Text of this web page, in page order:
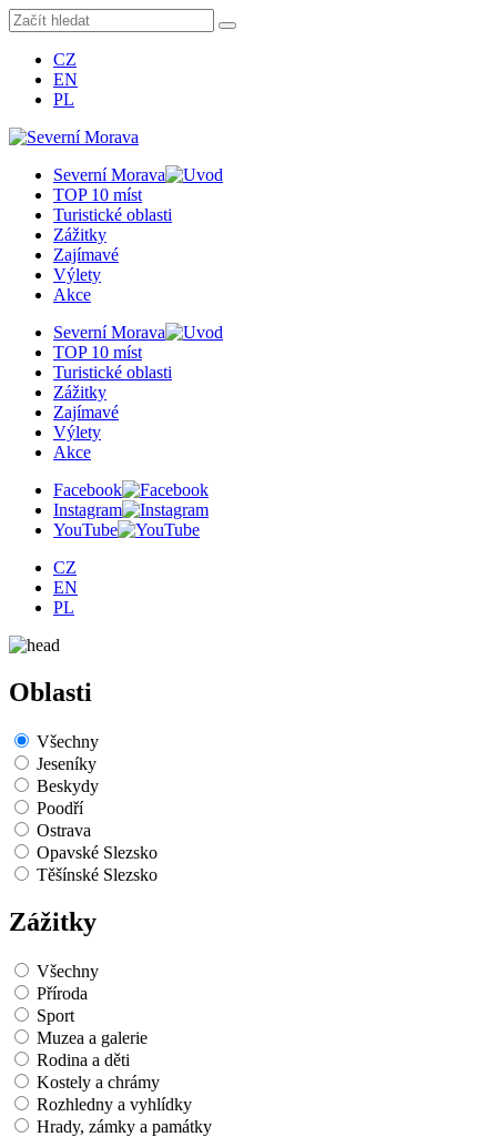
CZ
EN
PL
Severní Morava
TOP 10 míst
Turistické oblasti
Zážitky
Zajímavé
Výlety
Akce
Severní Morava
TOP 10 míst
Turistické oblasti
Zážitky
Zajímavé
Výlety
Akce
Facebook
Instagram
YouTube
CZ
EN
PL
Oblasti
Všechny
Jeseníky
Beskydy
Poodří
Ostrava
Opavské Slezsko
Těšínské Slezsko
Zážitky
Všechny
Příroda
Sport
Muzea a galerie
Rodina a děti
Kostely a chrámy
Rozhledny a vyhlídky
Hrady, zámky a památky